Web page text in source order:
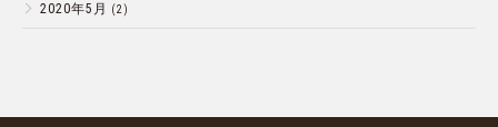
2020年5月 (2)